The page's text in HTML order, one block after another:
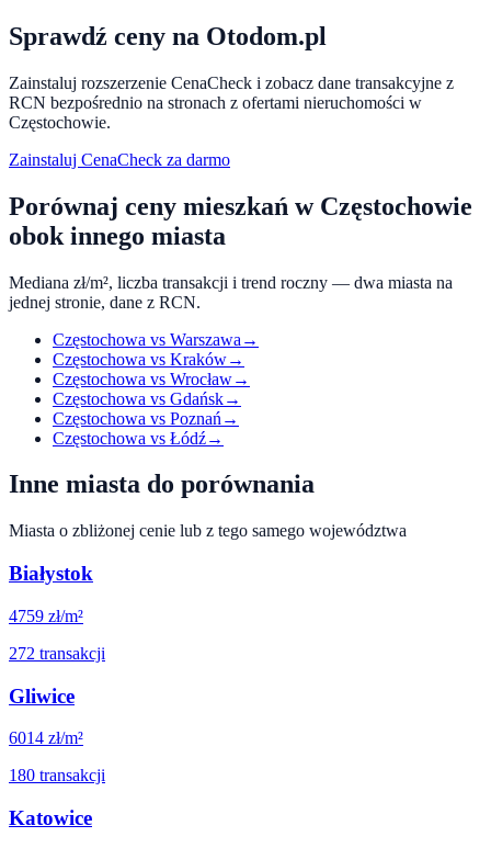
Sprawdź ceny na Otodom.pl
Zainstaluj rozszerzenie CenaCheck i zobacz dane transakcyjne z
RCN bezpośrednio na stronach z ofertami nieruchomości w
Częstochowie.
Zainstaluj CenaCheck za darmo
Porównaj ceny mieszkań w Częstochowie
obok innego miasta
Mediana zł/m², liczba transakcji i trend roczny — dwa miasta na
jednej stronie, dane z RCN.
Częstochowa vs Warszawa →
Częstochowa vs Kraków→
Częstochowa vs Wrocław→
Częstochowa vs Gdańsk→
Częstochowa vs Poznań →
Częstochowa vs Łódź→
Inne miasta do porównania
Miasta o zbliżonej cenie lub z tego samego województwa
Białystok
4759 zł/m²
272 transakcji
Gliwice
6014 zł/m²
180 transakcji
Katowice